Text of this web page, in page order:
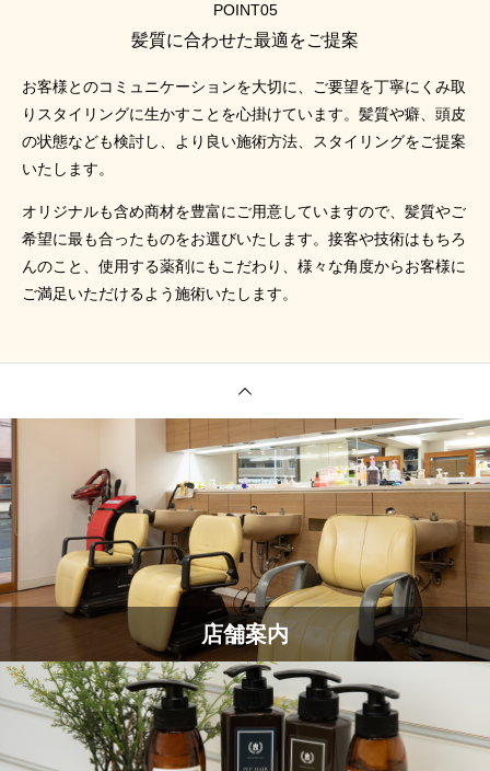
POINT05
髪質に合わせた最適をご提案
お客様とのコミュニケーションを大切に、ご要望を丁寧にくみ取
りスタイリングに生かすことを心掛けています。髪質や癖、頭皮
の状態なども検討し、より良い施術方法、スタイリングをご提案
いたします。
オリジナルも含め商材を豊富にご用意していますので、髪質やご
希望に最も合ったものをお選びいたします。接客や技術はもちろ
んのこと、使用する薬剤にもこだわり、様々な角度からお客様に
ご満足いただけるよう施術いたします。
店舗案内